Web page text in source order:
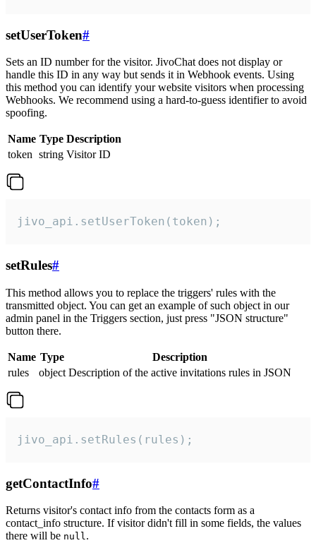
setUserToken#
Sets an ID number for the visitor. JivoChat does not display or
handle this ID in any way but sends it in Webhook events. Using
this method you can identify your website visitors when processing
Webhooks. We recommend using a hard-to-guess identifier to avoid
spoofing.
Name Type Description
token string Visitor ID
jivo_api.setUserToken(token);
setRules#
This method allows you to replace the triggers' rules with the
transmitted object. You can get an example of such object in our
admin panel in the Triggers section, just press "JSON structure"
button there.
Name Type
Description
rules
object Description of the active invitations rules in JSON
jivo_api.setRules(rules);
getContactInfo#
Returns visitor's contact info from the contacts form as a
contact_info structure. If visitor didn't fill in some fields, the values
there will be null.